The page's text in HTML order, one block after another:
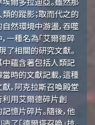
的蹤影；取而代之的
然環境中游盪，吞噬
一種名為「艾爾德碎
了相關的研究文獻。
中蘊含著包括人類記
時的文獻記載，這種
，阿克拉斯召喚殿堂
利用艾爾德碎片創
憶片碎片。隨後，他